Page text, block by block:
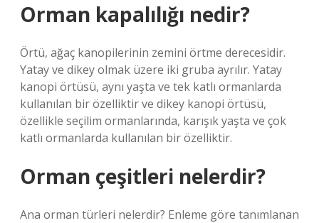
Orman kapalılığı nedir?
Örtü, ağaç kanopilerinin zemini örtme derecesidir.
Yatay ve dikey olmak üzere iki gruba ayrılır. Yatay
kanopi örtüsü, aynı yaşta ve tek katlı ormanlarda
kullanılan bir özelliktir ve dikey kanopi örtüsü,
özellikle seçilim ormanlarında, karışık yaşta ve çok
katlı ormanlarda kullanılan bir özelliktir.
Orman çeşitleri nelerdir?
Ana orman türleri nelerdir? Enleme göre tanımlanan